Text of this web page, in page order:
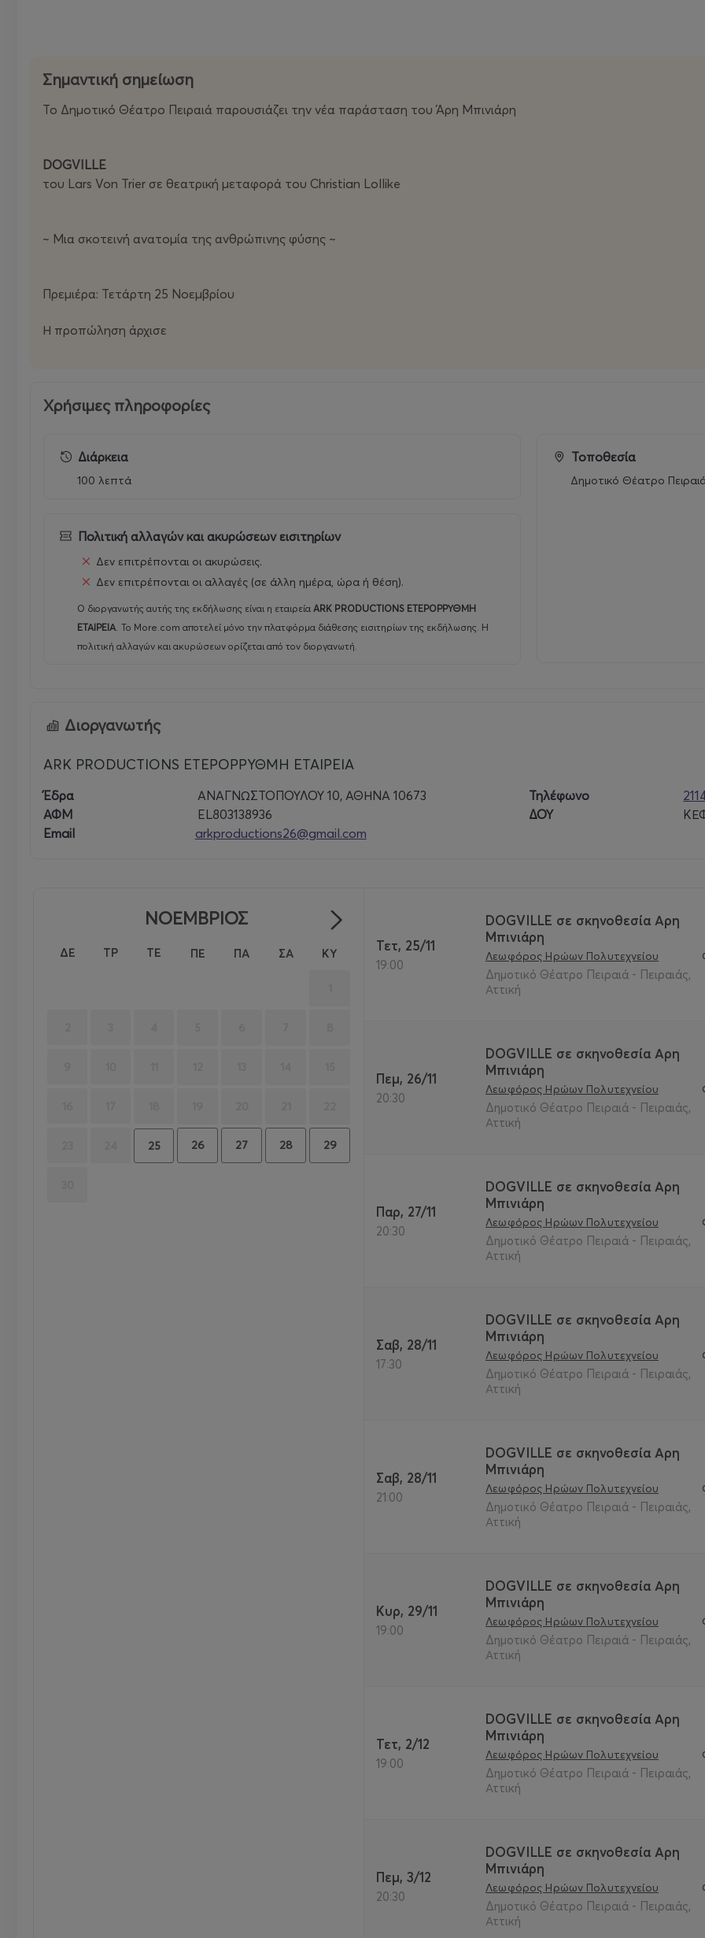
Σημαντική σημείωση
Το Δημοτικό Θέατρο Πειραιά παρουσιάζει την νέα παράσταση του Άρη Μπινιάρη
DOGVILLE
του Lars Von Trier σε θεατρική μεταφορά του Christian Lollike
~ Μια σκοτεινή ανατομία της ανθρώπινης φύσης ~
Πρεμιέρα: Τετάρτη 25 Νοεμβρίου
Η προπώληση άρχισε
Χρήσιμες πληροφορίες
Διάρκεια
100 λεπτά
Πολιτική αλλαγών και ακυρώσεων εισιτηρίων
Δεν επιτρέπονται οι ακυρώσεις.
Δεν επιτρέπονται οι αλλαγές (σε άλλη ημέρα, ώρα ή θέση).
Ο διοργανωτής αυτής της εκδήλωσης είναι η εταιρεία ARK PRODUCTIONS ΕΤΕΡΟΡΡΥΘΜΗ
ΕΤΑΙΡΕΙΑ. Το More.com αποτελεί μόνο την πλατφόρμα διάθεσης εισιτηρίων της εκδήλωσης. Η
πολιτική αλλαγών και ακυρώσεων ορίζεται από τον διοργανωτή.
Τοποθεσία
Δημοτικό Θέατρο
Διοργανωτής
ARK PRODUCTIONS ΕΤΕΡΟΡΡΥΘΜΗ ΕΤΑΙΡΕΙΑ
Έδρα ΑΝΑΓΝΩΣΤΟΠΟΥΛΟΥ 10, ΑΘΗΝΑ 10673 Τηλέφωνο
ΑΦΜ
EL803138936 ΔΟΥ
Email
arkproductions26@gmail.com
ΝΟΕΜΒΡΙΟΣ
ΔΕ ΤΡ ΤΕ ΠΕ ΠΑ ΣΑ ΚΥ
25 26 27 28 29
Τετ, 25/11
19:00
DOGVILLE σε σκηνοθεσία Αρη
Μπινιάρη
Λεωφόρος Ηρώων Πολυτεχνείου
Δημοτικό Θέατρο Πειραιά - Πειραιάς,
Αττική
Πεμ, 26/11
20:30
DOGVILLE σε σκηνοθεσία Αρη
Μπινιάρη
Λεωφόρος Ηρώων Πολυτεχνείου
Δημοτικό Θέατρο Πειραιά - Πειραιάς,
Αττική
Παρ, 27/11
20:30
DOGVILLE σε σκηνοθεσία Αρη
Μπινιάρη
Λεωφόρος Ηρώων Πολυτεχνείου
Δημοτικό Θέατρο Πειραιά - Πειραιάς,
Αττική
Σαβ, 28/11
17:30
DOGVILLE σε σκηνοθεσία Αρη
Μπινιάρη
Λεωφόρος Ηρώων Πολυτεχνείου
Δημοτικό Θέατρο Πειραιά - Πειραιάς,
Αττική
Σαβ, 28/11
21:00
DOGVILLE σε σκηνοθεσία Αρη
Μπινιάρη
Λεωφόρος Ηρώων Πολυτεχνείου
Δημοτικό Θέατρο Πειραιά - Πειραιάς,
Αττική
Κυρ, 29/11
19:00
DOGVILLE σε σκηνοθεσία Αρη
Μπινιάρη
Λεωφόρος Ηρώων Πολυτεχνείου
Δημοτικό Θέατρο Πειραιά - Πειραιάς,
Αττική
Τετ, 2/12
19:00
DOGVILLE σε σκηνοθεσία Αρη
Μπινιάρη
Λεωφόρος Ηρώων Πολυτεχνείου
Δημοτικό Θέατρο Πειραιά - Πειραιάς,
Αττική
Πεμ, 3/12
20:30
DOGVILLE σε σκηνοθεσία Αρη
Μπινιάρη
Λεωφόρος Ηρώων Πολυτεχνείου
Δημοτικό Θέατρο Πειραιά - Πειραιάς,
Αττική